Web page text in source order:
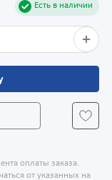
Есть в наличии
оплаты заказа.
от указанных на